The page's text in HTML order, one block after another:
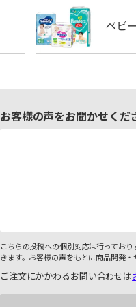
お客様の声をお聞かせくだ
こちらの投稿への個別対応は行ってお
きます。お客様の声をもとに商品開発・
ご注文にかかわるお問い合わせは